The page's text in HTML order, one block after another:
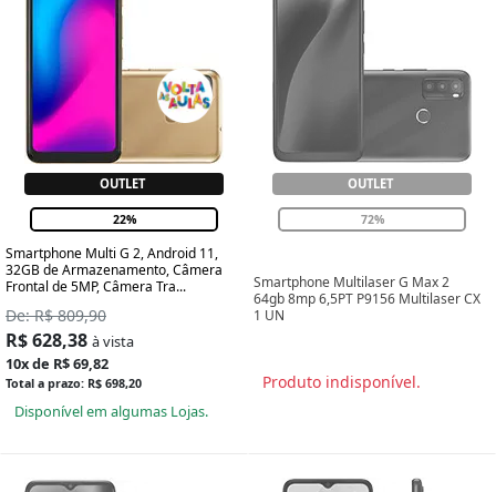
OUTLET
22%
Smartphone Multi G 2, Android 11,
32GB de Armazenamento, Câmera
Frontal de 5MP, Câmera Tra...
De: R$ 809,90
R$ 628,38 à vista
10x de R$ 69,82
Total a prazo: R$ 698,20
Disponível em algumas Lojas.
OUTLET
72%
Smartphone Multilaser G Max 2
64gb 8mp 6,5PT P9156 Multilaser CX
1 UN
Produto indisponível.